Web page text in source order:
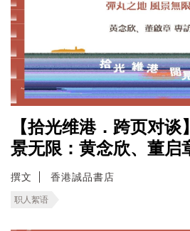
【拾光维港．跨页对谈
景无限：黄念欣、董启
撰文 香港誠品書店
职人絮语